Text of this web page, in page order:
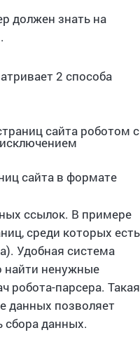
должен знать на
2 способа
сайта роботом с
сайта в формате
ссылок. В примере
среди которых есть
Удобная система
найти ненужные
робота-парсера. Такая
данных позволяет
сбора данных.